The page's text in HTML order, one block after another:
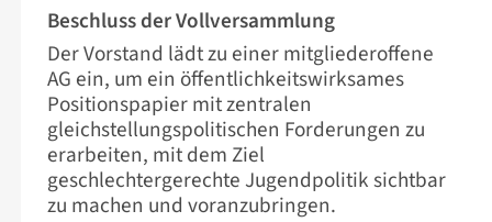
Beschluss der Vollversammlung
Der Vorstand lädt zu einer mitgliederoffene
AG ein, um ein öffentlichkeitswirksames
Positionspapier mit zentralen
gleichstellungspolitischen Forderungen zu
erarbeiten, mit dem Ziel
geschlechtergerechte Jugendpolitik sichtbar
zu machen und voranzubringen.